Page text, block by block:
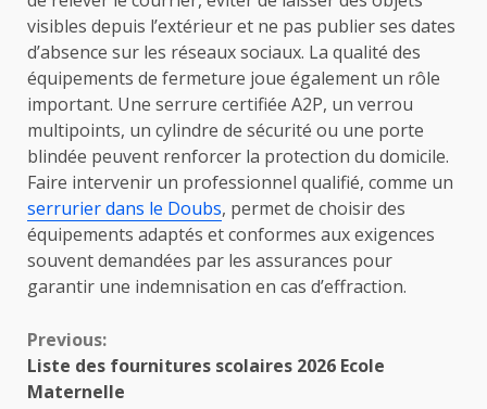
visibles depuis l’extérieur et ne pas publier ses dates
d’absence sur les réseaux sociaux. La qualité des
équipements de fermeture joue également un rôle
important. Une serrure certifiée A2P, un verrou
multipoints, un cylindre de sécurité ou une porte
blindée peuvent renforcer la protection du domicile.
Faire intervenir un professionnel qualifié, comme un
serrurier dans le Doubs, permet de choisir des
équipements adaptés et conformes aux exigences
souvent demandées par les assurances pour
garantir une indemnisation en cas d’effraction.
Continue
Reading
Previous:
Liste des fournitures scolaires 2026 Ecole
Maternelle